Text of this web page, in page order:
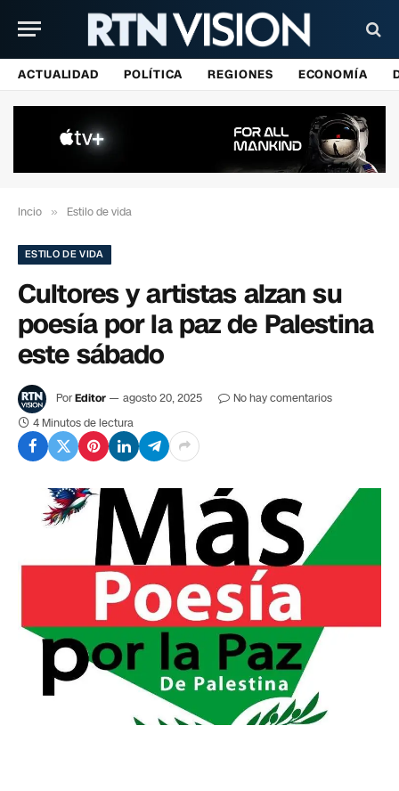
ACTUALIDAD POLÍTICA REGIONES ECONOMÍA
Incio » Estilo de vida
ESTILO DE VIDA
Cultores y artistas alzan su
poesía por la paz de Palestina
este sábado
PorEditor agosto 20, 2025
No hay comentarios
4 Minutos de lectura